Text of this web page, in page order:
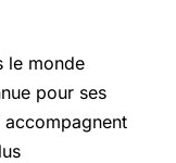
le monde
pour ses
accompagnent